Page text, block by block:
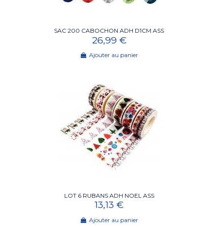
SAC 200 CABOCHON ADH D1CM ASS
26,99 €
Ajouter au panier
LOT 6 RUBANS ADH NOEL ASS
13,13 €
Ajouter au panier